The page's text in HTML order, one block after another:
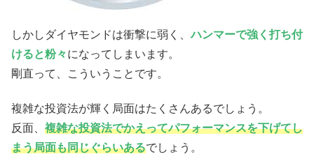
しかしダイヤモンドは衝撃に弱く、ハンマーで強く打ち付
けると粉々になってしまいます。
剛直って、こういうことです。
複雑な投資法が輝く局面はたくさんあるでしょう。
反面、 複雑な投資法でかえってパフォーマンスを下げてし
まう局面も同じぐらいあるでしょう。